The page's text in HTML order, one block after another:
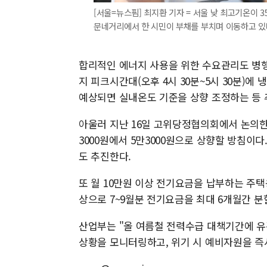
[서울=뉴스핌] 최지환 기자 = 서울 낮 최고기온이
문네거리에서 한 시민이 부채를 부치며 이동하
합리적인 에너지 사용을 위한 수요관리도
지 피크시간대(오후 4시 30분~5시 30분)에
예상되면 실내온도 기준을 상향 조정하는
아울러 지난 16일 고위당정협의회에서 논의
3000원에서 5만3000원으로 상향할 방침이
도 추진한다.
또 월 10만원 이상 전기요금을 납부하는 주
상으로 7~9월분 전기요금을 최대 6개월간
산업부는 "올 여름철 전력수급 대책기간에
상황을 모니터링하고, 위기 시 예비자원을